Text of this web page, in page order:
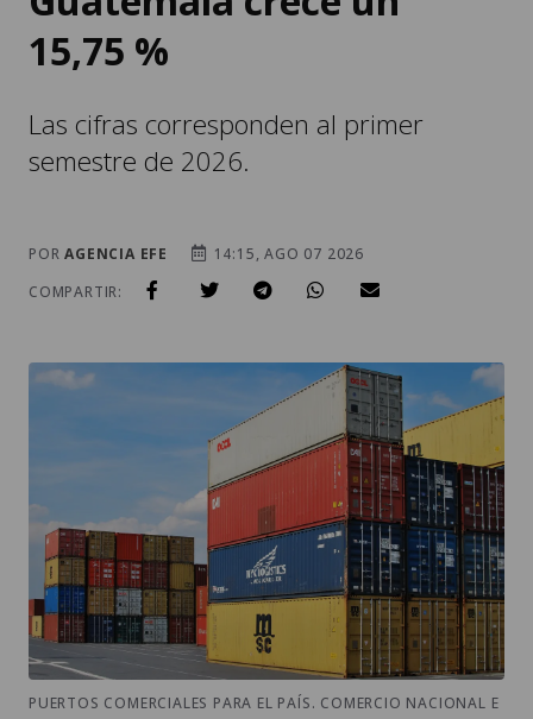
15,75 %
Las cifras corresponden al primer
semestre de 2026.
PORAGENCIA EFE
14:15, AGO 07 2026
COMPARTIR:
PUERTOS COMERCIALES PARA EL PAÍS. COMERCIO NACIONAL E